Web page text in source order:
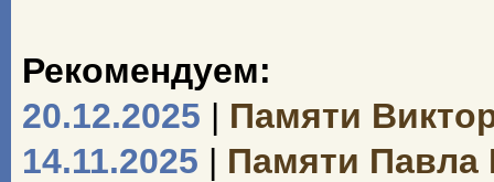
Рекомендуем:
20.12.2025 | Памяти
14.11.2025 | Памяти Павла